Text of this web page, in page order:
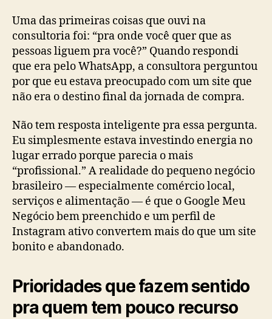
Uma das primeiras coisas que ouvi na
consultoria foi: “pra onde você quer que as
pessoas liguem pra você?” Quando respondi
que era pelo WhatsApp, a consultora perguntou
por que eu estava preocupado com um site que
não era o destino final da jornada de compra.
Não tem resposta inteligente pra essa pergunta.
Eu simplesmente estava investindo energia no
lugar errado porque parecia o mais
“profissional.” A realidade do pequeno negócio
brasileiro — especialmente comércio local,
serviços e alimentação — é que o Google Meu
Negócio bem preenchido e um perfil de
Instagram ativo convertem mais do que um site
bonito e abandonado.
Prioridades que fazem sentido
pra quem tem pouco recurso